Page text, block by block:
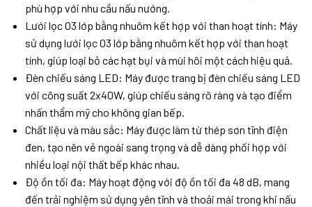
phù hợp với nhu cầu nấu nướng.
Lưới lọc 03 lớp bằng nhuôm kết hợp với than hoạt tính: Máy
sử dụng lưới lọc 03 lớp bằng nhuôm kết hợp với than hoạt
tính, giúp loại bỏ các hạt bụi và mùi hôi một cách hiệu quả.
Đèn chiếu sáng LED: Máy được trang bị đèn chiếu sáng LED
với công suất 2x40W, giúp chiếu sáng rõ ràng và tạo điểm
nhấn thẩm mỹ cho không gian bếp.
Chất liệu và màu sắc: Máy được làm từ thép sơn tĩnh điện
đen, tạo nên vẻ ngoài sang trọng và dễ dàng phối hợp với
nhiều loại nội thất bếp khác nhau.
Độ ồn tối đa: Máy hoạt động với độ ồn tối đa 48 dB, mang
đến trải nghiệm sử dụng yên tĩnh và thoải mái trong khi nấu